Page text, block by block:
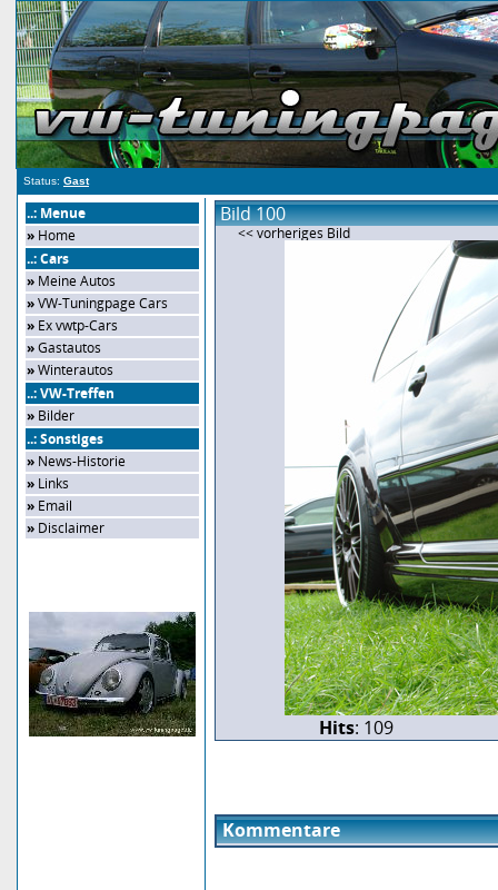
Status: Gast
..: Menue
» Home
..: Cars
» Meine Autos
»VW-Tuningpage Cars
» Ex vwtp-Cars
»Gastautos
»Winterautos
..: VW-Treffen
» Bilder
..: Sonstiges
» News-Historie
» Links
» Email
» Disclaimer
Bild 100
<< vorheriges Bild
Hits: 109
Kommentare